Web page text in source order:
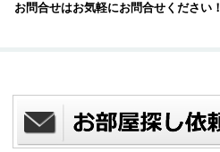
お問合せはお気軽にお問合せください！